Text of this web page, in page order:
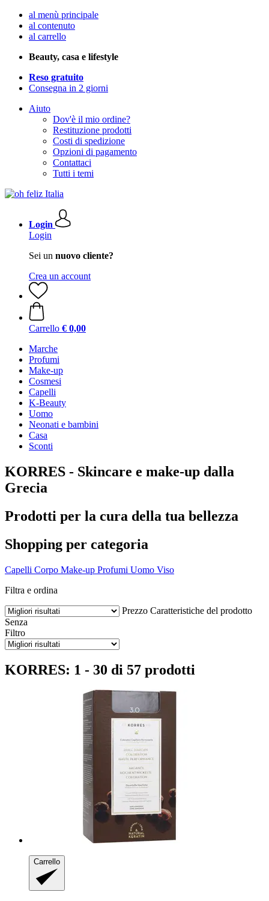
al menù principale
al contenuto
al carrello
Beauty, casa e lifestyle
Reso gratuito
Consegna in 2 giorni
Aiuto
Dov'è il mio ordine?
Restituzione prodotti
Costi di spedizione
Opzioni di pagamento
Contattaci
Tutti i temi
Login
Login
Sei un nuovo cliente?
Crea un account
Carrello € 0,00
Marche
Profumi
Make-up
Cosmesi
Capelli
K-Beauty
Uomo
Neonati e bambini
Casa
Sconti
KORRES - Skincare e make-up dalla
Grecia
Prodotti per la cura della tua bellezza
Shopping per categoria
Capelli Corpo Make-up Profumi Uomo Viso
Filtra e ordina
Prezzo Caratteristiche del prodotto
Senza
Filtro
KORRES: 1 - 30 di 57 prodotti
Carrello